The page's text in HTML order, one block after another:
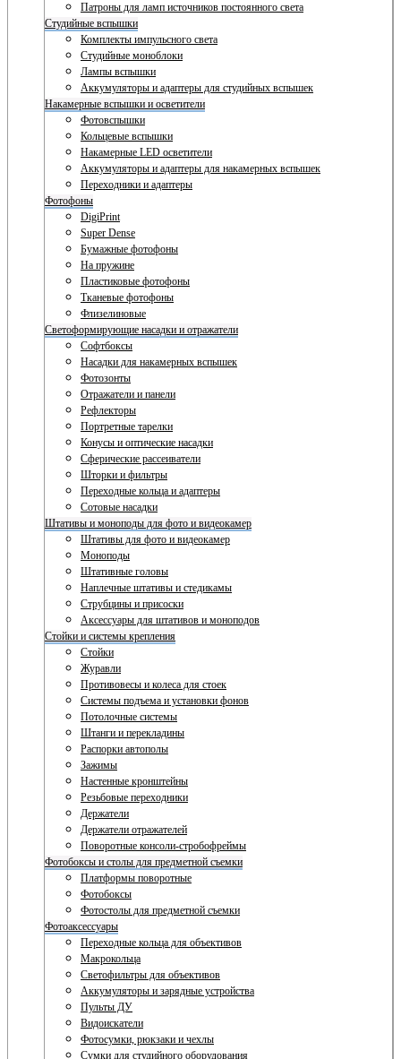
Патроны для ламп источников постоянного света
Студийные вспышки
Комплекты импульсного света
Студийные моноблоки
Лампы вспышки
Аккумуляторы и адаптеры для студийных вспышек
Накамерные вспышки и осветители
Фотовспышки
Кольцевые вспышки
Накамерные LED осветители
Аккумуляторы и адаптеры для накамерных вспышек
Переходники и адаптеры
Фотофоны
DigiPrint
Super Dense
Бумажные фотофоны
На пружине
Пластиковые фотофоны
Тканевые фотофоны
Флизелиновые
Светоформирующие насадки и отражатели
Софтбоксы
Насадки для накамерных вспышек
Фотозонты
Отражатели и панели
Рефлекторы
Портретные тарелки
Конусы и оптические насадки
Сферические рассеиватели
Шторки и фильтры
Переходные кольца и адаптеры
Сотовые насадки
Штативы и моноподы для фото и видеокамер
Штативы для фото и видеокамер
Моноподы
Штативные головы
Наплечные штативы и стедикамы
Струбцины и присоски
Аксессуары для штативов и моноподов
Стойки и системы крепления
Стойки
Журавли
Противовесы и колеса для стоек
Системы подъема и установки фонов
Потолочные системы
Штанги и перекладины
Распорки автополы
Зажимы
Настенные кронштейны
Резьбовые переходники
Держатели
Держатели отражателей
Поворотные консоли-стробофреймы
Фотобоксы и столы для предметной съемки
Платформы поворотные
Фотобоксы
Фотостолы для предметной съемки
Фотоаксессуары
Переходные кольца для объективов
Макрокольца
Светофильтры для объективов
Аккумуляторы и зарядные устройства
Пульты ДУ
Видоискатели
Фотосумки, рюкзаки и чехлы
Сумки для студийного оборудования